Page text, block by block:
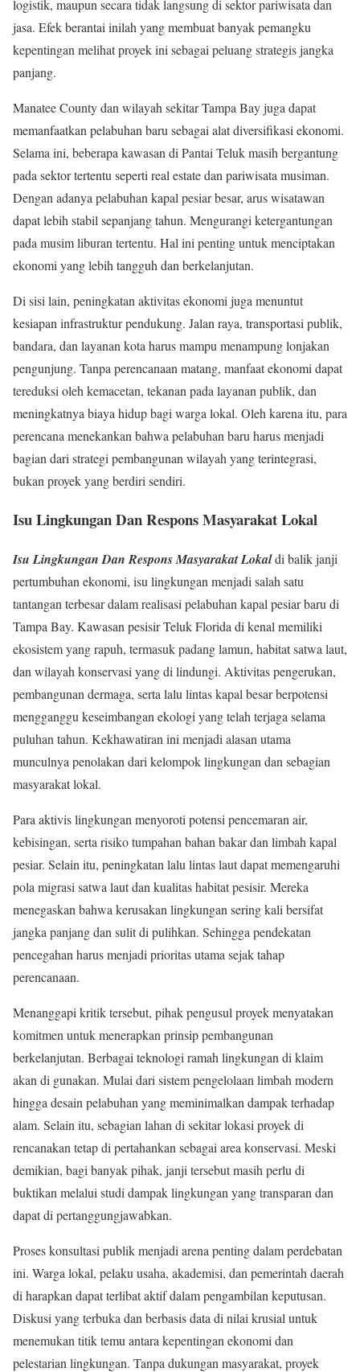
logistik, maupun secara tidak langsung di sektor pariwisata dan
jasa. Efek berantai inilah yang membuat banyak pemangku
kepentingan melihat proyek ini sebagai peluang strategis jangka
panjang.
Manatee County dan wilayah sekitar Tampa Bay juga dapat
memanfaatkan pelabuhan baru sebagai alat diversifikasi ekonomi.
Selama ini, beberapa kawasan di Pantai Teluk masih bergantung
pada sektor tertentu seperti real estate dan pariwisata musiman.
Dengan adanya pelabuhan kapal pesiar besar, arus wisatawan
dapat lebih stabil sepanjang tahun. Mengurangi ketergantungan
pada musim liburan tertentu. Hal ini penting untuk menciptakan
ekonomi yang lebih tangguh dan berkelanjutan.
Di sisi lain, peningkatan aktivitas ekonomi juga menuntut
kesiapan infrastruktur pendukung. Jalan raya, transportasi publik,
bandara, dan layanan kota harus mampu menampung lonjakan
pengunjung. Tanpa perencanaan matang, manfaat ekonomi dapat
tereduksi oleh kemacetan, tekanan pada layanan publik, dan
meningkatnya biaya hidup bagi warga lokal. Oleh karena itu, para
perencana menekankan bahwa pelabuhan baru harus menjadi
bagian dari strategi pembangunan wilayah yang terintegrasi,
bukan proyek yang berdiri sendiri.
Isu Lingkungan Dan Respons Masyarakat Lokal
Isu Lingkungan Dan Respons Masyarakat Lokaldi balik janji
pertumbuhan ekonomi, isu lingkungan menjadi salah satu
tantangan terbesar dalam realisasi pelabuhan kapal pesiar baru di
Tampa Bay. Kawasan pesisir Teluk Florida di kenal memiliki
ekosistem yang rapuh, termasuk padang lamun, habitat satwa laut,
dan wilayah konservasi yang di lindungi. Aktivitas pengerukan,
pembangunan dermaga, serta lalu lintas kapal besar berpotensi
mengganggu keseimbangan ekologi yang telah terjaga selama
puluhan tahun. Kekhawatiran ini menjadi alasan utama
munculnya penolakan dari kelompok lingkungan dan sebagian
masyarakat lokal.
Para aktivis lingkungan menyoroti potensi pencemaran air,
kebisingan, serta risiko tumpahan bahan bakar dan limbah kapal
pesiar. Selain itu, peningkatan lalu lintas laut dapat memengaruhi
pola migrasi satwa laut dan kualitas habitat pesisir. Mereka
menegaskan bahwa kerusakan lingkungan sering kali bersifat
jangka panjang dan sulit di pulihkan. Sehingga pendekatan
pencegahan harus menjadi prioritas utama sejak tahap
perencanaan.
Menanggapi kritik tersebut, pihak pengusul proyek menyatakan
komitmen untuk menerapkan prinsip pembangunan
berkelanjutan. Berbagai teknologi ramah lingkungan di klaim
akan di gunakan. Mulai dari sistem pengelolaan limbah modern
hingga desain pelabuhan yang meminimalkan dampak terhadap
alam. Selain itu, sebagian lahan di sekitar lokasi proyek di
rencanakan tetap di pertahankan sebagai area konservasi. Meski
demikian, bagi banyak pihak, janji tersebut masih perlu di
buktikan melalui studi dampak lingkungan yang transparan dan
dapat di pertanggungjawabkan.
Proses konsultasi publik menjadi arena penting dalam perdebatan
ini. Warga lokal, pelaku usaha, akademisi, dan pemerintah daerah
di harapkan dapat terlibat aktif dalam pengambilan keputusan.
Diskusi yang terbuka dan berbasis data di nilai krusial untuk
menemukan titik temu antara kepentingan ekonomi dan
pelestarian lingkungan. Tanpa dukungan masyarakat, proyek